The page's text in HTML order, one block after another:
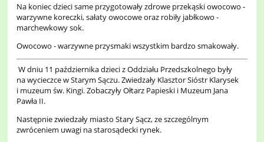
Na koniec dzieci same przygotowały zdrowe przekąski owocowo -
warzywne koreczki, sałaty owocowe oraz robiły jabłkowo -
marchewkowy sok.
Owocowo - warzywne przysmaki wszystkim bardzo smakowały.
W dniu 11 października dzieci z Oddziału Przedszkolnego były
na wycieczce w Starym Sączu. Zwiedzały Klasztor Sióstr Klarysek
i muzeum św. Kingi. Zobaczyły Ołtarz Papieski i Muzeum Jana
Pawła II.
Następnie zwiedzały miasto Stary Sącz, ze szczególnym
zwróceniem uwagi na starosądecki rynek.